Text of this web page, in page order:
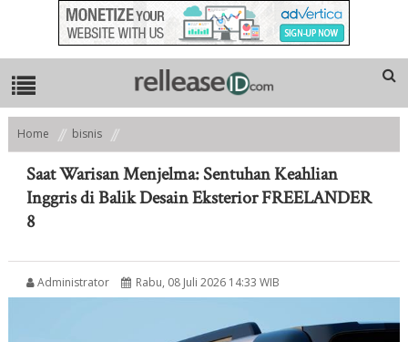
Home
bisnis
Saat Warisan Menjelma: Sentuhan Keahlian Inggris di Balik Desain
Eksterior FREELANDER 8
Saat Warisan Menjelma: Sentuhan Keahlian
Inggris di Balik Desain Eksterior FREELANDER
8
Administrator Rabu, 08 Juli 2026 14:33 WIB